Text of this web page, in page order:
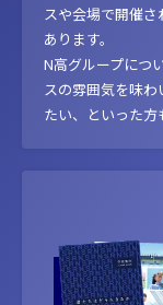
スや会場で開催
あります。
N高グループにつ
スの雰囲気を味
たい、といった方